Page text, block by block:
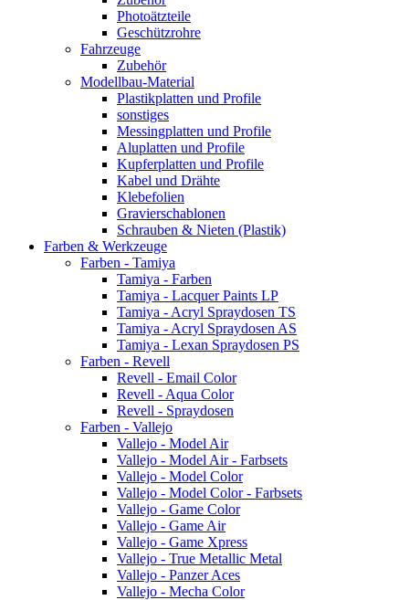
Photoätzteile
Geschützrohre
Fahrzeuge
Zubehör
Modellbau-Material
Plastikplatten und Profile
sonstiges
Messingplatten und Profile
Aluplatten und Profile
Kupferplatten und Profile
Kabel und Drähte
Klebefolien
Gravierschablonen
Schrauben & Nieten (Plastik)
Farben & Werkzeuge
Farben - Tamiya
Tamiya - Farben
Tamiya - Lacquer Paints LP
Tamiya - Acryl Spraydosen TS
Tamiya - Acryl Spraydosen AS
Tamiya - Lexan Spraydosen PS
Farben - Revell
Revell - Email Color
Revell - Aqua Color
Revell - Spraydosen
Farben - Vallejo
Vallejo - Model Air
Vallejo - Model Air - Farbsets
Vallejo - Model Color
Vallejo - Model Color - Farbsets
Vallejo - Game Color
Vallejo - Game Air
Vallejo - Game Xpress
Vallejo - True Metallic Metal
Vallejo - Panzer Aces
Vallejo - Mecha Color